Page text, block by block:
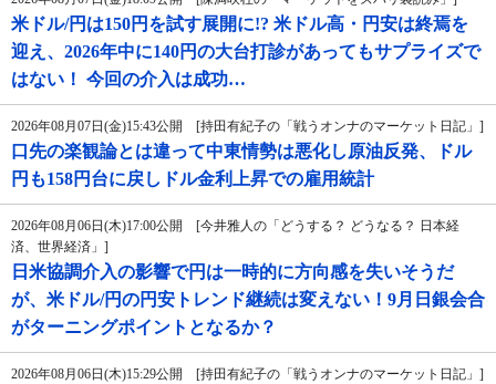
米ドル/円は150円を試す展開に!? 米ドル高・円安は終焉を
迎え、2026年中に140円の大台打診があってもサプライズで
はない！ 今回の介入は成功…
2026年08月07日(金)15:43公開 [持田有紀子の「戦うオンナのマーケット日記」]
口先の楽観論とは違って中東情勢は悪化し原油反発、ドル
円も158円台に戻しドル金利上昇での雇用統計
2026年08月06日(木)17:00公開 [今井雅人の「どうする？ どうなる？ 日本経
済、世界経済」]
日米協調介入の影響で円は一時的に方向感を失いそうだ
が、米ドル/円の円安トレンド継続は変えない！9月日銀会合
がターニングポイントとなるか？
2026年08月06日(木)15:29公開 [持田有紀子の「戦うオンナのマーケット日記」]